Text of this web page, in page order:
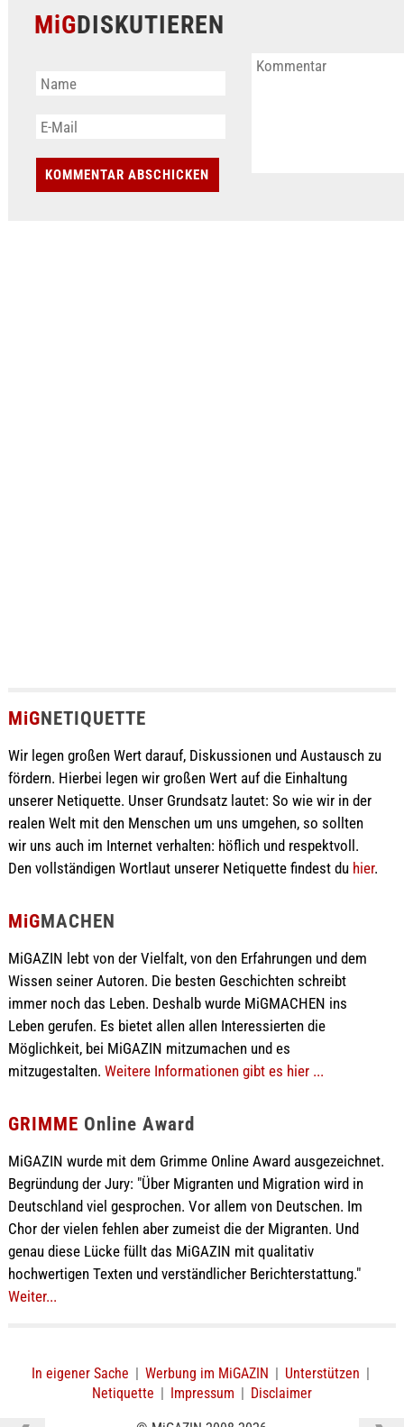
MiGDISKUTIEREN
MiGNETIQUETTE
Wir legen großen Wert darauf, Diskussionen und Austausch zu
fördern. Hierbei legen wir großen Wert auf die Einhaltung
unserer Netiquette. Unser Grundsatz lautet: So wie wir in der
realen Welt mit den Menschen um uns umgehen, so sollten
wir uns auch im Internet verhalten: höflich und respektvoll.
Den vollständigen Wortlaut unserer Netiquette findest du hier.
MiGMACHEN
MiGAZIN lebt von der Vielfalt, von den Erfahrungen und dem
Wissen seiner Autoren. Die besten Geschichten schreibt
immer noch das Leben. Deshalb wurde MiGMACHEN ins
Leben gerufen. Es bietet allen allen Interessierten die
Möglichkeit, bei MiGAZIN mitzumachen und es
mitzugestalten. Weitere Informationen gibt es hier ...
GRIMME Online Award
MiGAZIN wurde mit dem Grimme Online Award ausgezeichnet.
Begründung der Jury: "Über Migranten und Migration wird in
Deutschland viel gesprochen. Vor allem von Deutschen. Im
Chor der vielen fehlen aber zumeist die der Migranten. Und
genau diese Lücke füllt das MiGAZIN mit qualitativ
hochwertigen Texten und verständlicher Berichterstattung."
Weiter...
In eigener Sache | Werbung im MiGAZIN | Unterstützen |
Netiquette | Impressum | Disclaimer